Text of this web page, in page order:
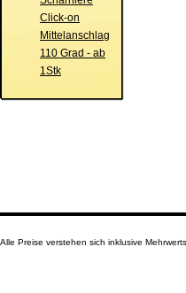
Click-on
Mittelanschlag
110 Grad - ab
1Stk
Alle Preise verstehen sich inklusive